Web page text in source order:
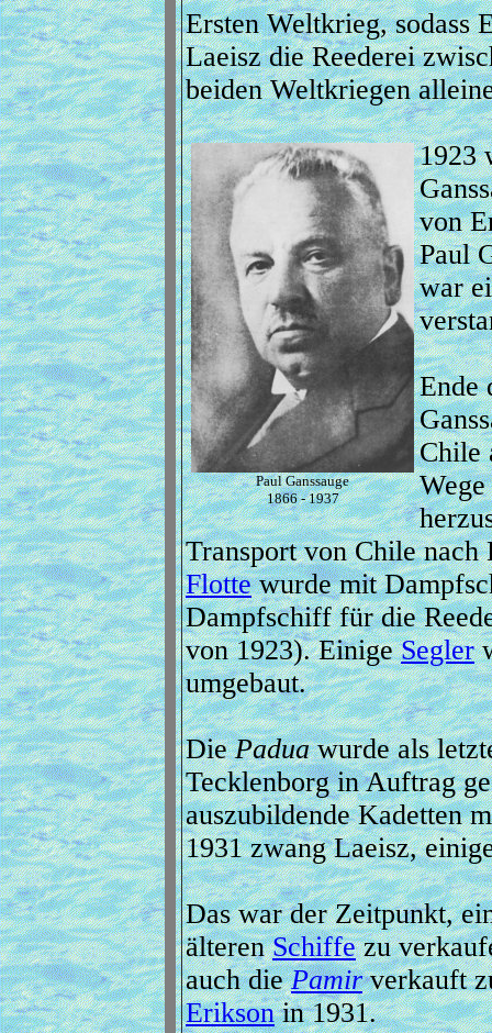
Ersten Weltkrieg, sodass
Laeisz die Reederei
beiden Weltkriegen
Paul Ganssauge
1866 - 1937
1923
von
Paul
war
Ende
Chile
Transport von Chile
Flottewurde mit
Dampfschiff für die
von 1923). EinigeSegler
umgebaut.
DiePaduawurde als
Tecklenborg in Auftrag
auszubildende Kadetten
1931 zwang Laeisz,
Das war der Zeitpunkt,
älterenSchiffezu
auch diePamirverkauft
Eriksonin 1931.